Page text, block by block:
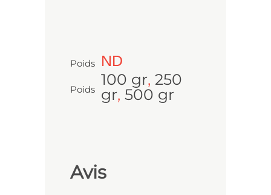
Poids ND
Poids
100 gr, 250
gr, 500 gr
Avis